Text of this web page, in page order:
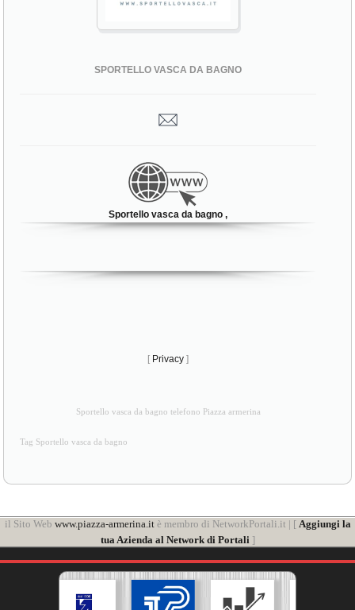
SPORTELLO VASCA DA BAGNO
Sportello vasca da bagno ,
[ Privacy ]
Sportello vasca da bagno telefono Piazza armerina
Tag Sportello vasca da bagno
il Sito Web www.piazza-armerina.itè membro di NetworkPortali.it | [ Aggiungi la
tua Azienda al Network di Portali ]